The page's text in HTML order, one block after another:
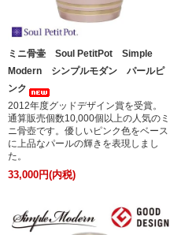
ミニ骨壷 Soul PetitPot Simple
Modern シンプルモダン パールピ
ンク
2012年度グッドデザイン賞を受賞。
通算販売個数10,000個以上の人気のミ
ニ骨壺です。優しいピンク色をベース
に上品なパールの輝きを表現しまし
た。
33,000円(内税)